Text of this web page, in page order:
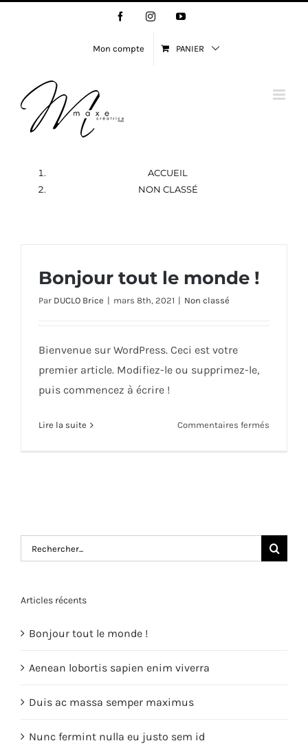
FacebookInstagramYouTube
Mon compte PANIER
ACCUEIL
NON CLASSÉ
Bonjour tout le monde !
Par DUCLO Brice | mars 8th, 2021 | Non classé
Bienvenue sur WordPress. Ceci est votre
premier article. Modifiez-le ou supprimez-le,
puis commencez à écrire !
Lire la suite Commentaires fermés
Rechercher:
Articles récents
Bonjour tout le monde !
Aenean lobortis sapien enim viverra
Duis ac massa semper maximus
Nunc fermint nulla eu justo sem id